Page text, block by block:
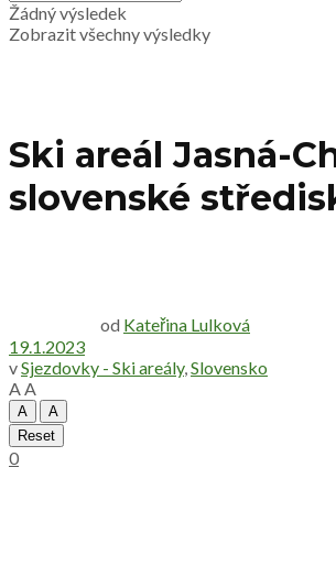
Žádný výsledek
Zobrazit všechny výsledky
Ski areál Jasná-
slovenské
od Kateřina Lulková
19.1.2023
vSjezdovky - Ski areály,Slovensko
AA
A
A
Reset
0